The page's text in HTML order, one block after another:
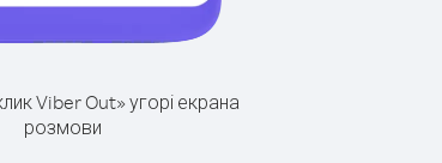
Viber Out» угорі екрана
розмови